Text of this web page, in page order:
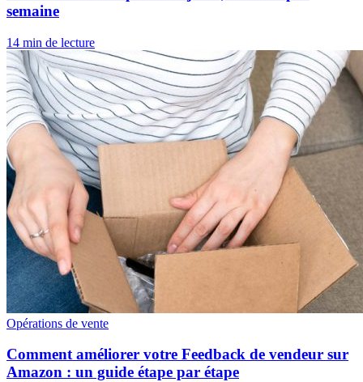
semaine
14 min de lecture
Opérations de vente
Comment améliorer votre Feedback de vendeur sur
Amazon : un guide étape par étape